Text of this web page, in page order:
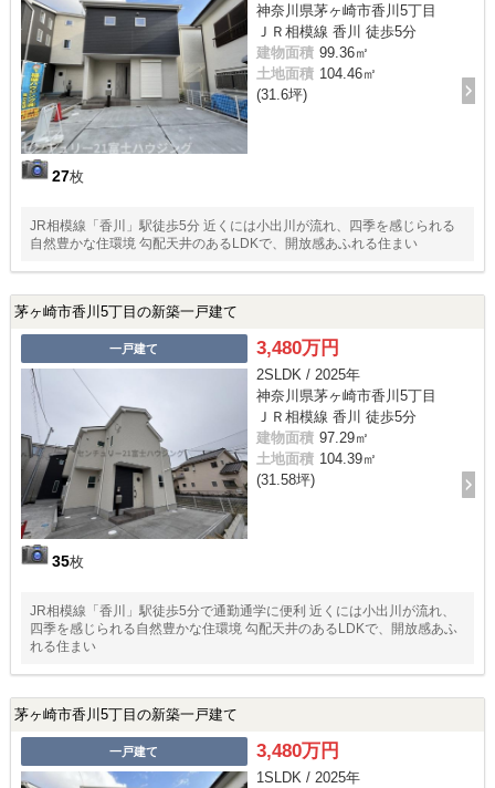
27枚
神奈川県茅ヶ崎市香川5丁目
ＪＲ相模線 香川 徒歩5分
建物面積 99.36㎡
土地面積 104.46㎡
(31.6坪)
JR相模線「香川」駅徒歩5分 近くには小出川が流れ、四季を感じられる
自然豊かな住環境 勾配天井のあるLDKで、開放感あふれる住まい
茅ヶ崎市香川5丁目の新築一戸建て
一戸建て
35枚
3,480万円
2SLDK / 2025年
神奈川県茅ヶ崎市香川5丁目
ＪＲ相模線 香川 徒歩5分
建物面積 97.29㎡
土地面積 104.39㎡
(31.58坪)
JR相模線「香川」駅徒歩5分で通勤通学に便利 近くには小出川が流れ、
四季を感じられる自然豊かな住環境 勾配天井のあるLDKで、開放感あふ
れる住まい
茅ヶ崎市香川5丁目の新築一戸建て
一戸建て 3,480万円
1SLDK / 2025年